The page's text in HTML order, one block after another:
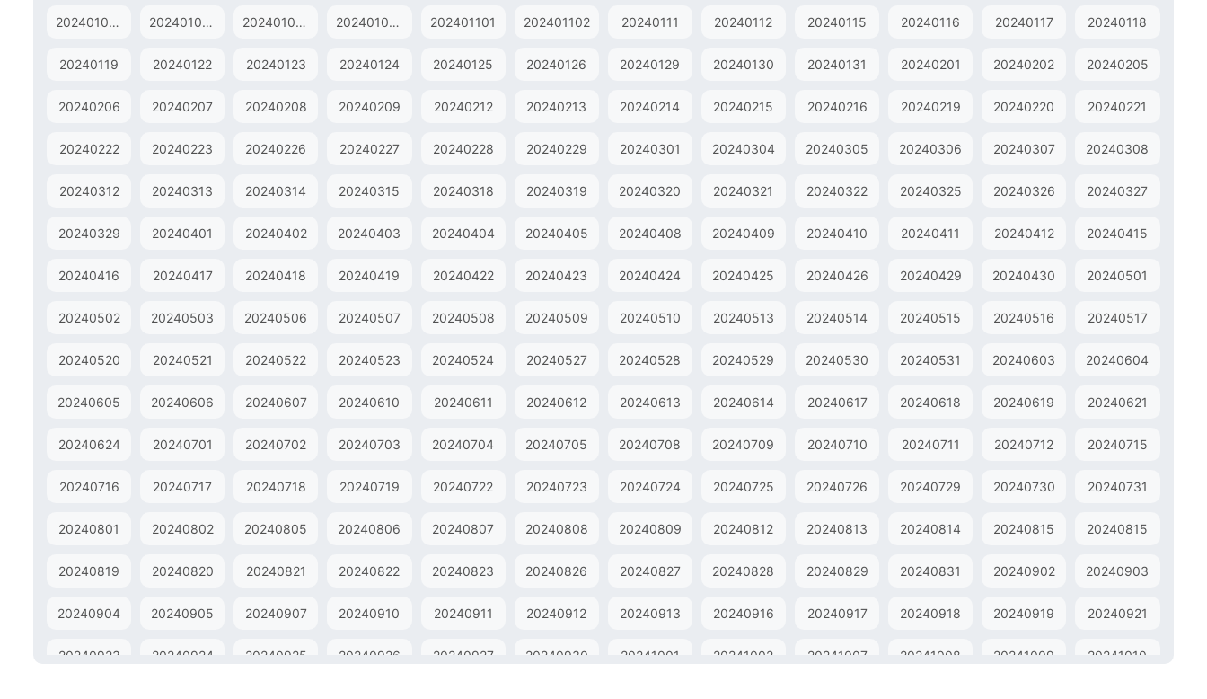
202401081 202401082 202401091 202401092 202401101 202401102 20240111 20240112 20240115 20240116 20240117 20240118
20240119 20240122 20240123 20240124 20240125 20240126 20240129 20240130 20240131 20240201 20240202 20240205
20240206 20240207 20240208 20240209 20240212 20240213 20240214 20240215 20240216 20240219 20240220 20240221
20240222 20240223 20240226 20240227 20240228 20240229 20240301 20240304 20240305 20240306 20240307 20240308
20240312 20240313 20240314 20240315 20240318 20240319 20240320 20240321 20240322 20240325 20240326 20240327
20240329 20240401 20240402 20240403 20240404 20240405 20240408 20240409 20240410 20240411 20240412 20240415
20240416 20240417 20240418 20240419 20240422 20240423 20240424 20240425 20240426 20240429 20240430 20240501
20240502 20240503 20240506 20240507 20240508 20240509 20240510 20240513 20240514 20240515 20240516 20240517
20240520 20240521 20240522 20240523 20240524 20240527 20240528 20240529 20240530 20240531 20240603 20240604
20240605 20240606 20240607 20240610 20240611 20240612 20240613 20240614 20240617 20240618 20240619 20240621
20240624 20240701 20240702 20240703 20240704 20240705 20240708 20240709 20240710 20240711 20240712 20240715
20240716 20240717 20240718 20240719 20240722 20240723 20240724 20240725 20240726 20240729 20240730 20240731
20240801 20240802 20240805 20240806 20240807 20240808 20240809 20240812 20240813 20240814 20240815 20240815
20240819 20240820 20240821 20240822 20240823 20240826 20240827 20240828 20240829 20240831 20240902 20240903
20240904 20240905 20240907 20240910 20240911 20240912 20240913 20240916 20240917 20240918 20240919 20240921
20240923 20240924 20240925 20240926 20240927 20240930 20241001 20241002 20241007 20241008 20241009 20241010